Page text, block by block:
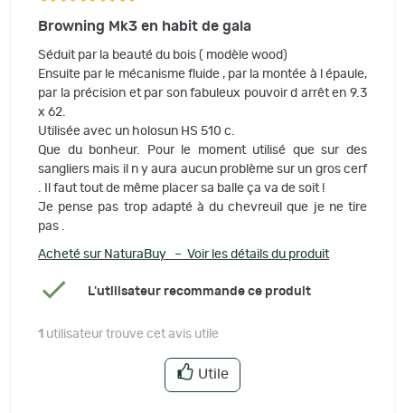
Browning Mk3 en habit de gala
Séduit par la beauté du bois ( modèle wood)
Ensuite par le mécanisme fluide , par la montée à l épaule,
par la précision et par son fabuleux pouvoir d arrêt en 9.3
x 62.
Utilisée avec un holosun HS 510 c.
Que du bonheur. Pour le moment utilisé que sur des
sangliers mais il n y aura aucun problème sur un gros cerf
. Il faut tout de même placer sa balle ça va de soit !
Je pense pas trop adapté à du chevreuil que je ne tire
pas .
Acheté sur NaturaBuy – Voir les détails du produit
L'utilisateur recommande ce produit
1 utilisateur trouve cet avis utile
Utile